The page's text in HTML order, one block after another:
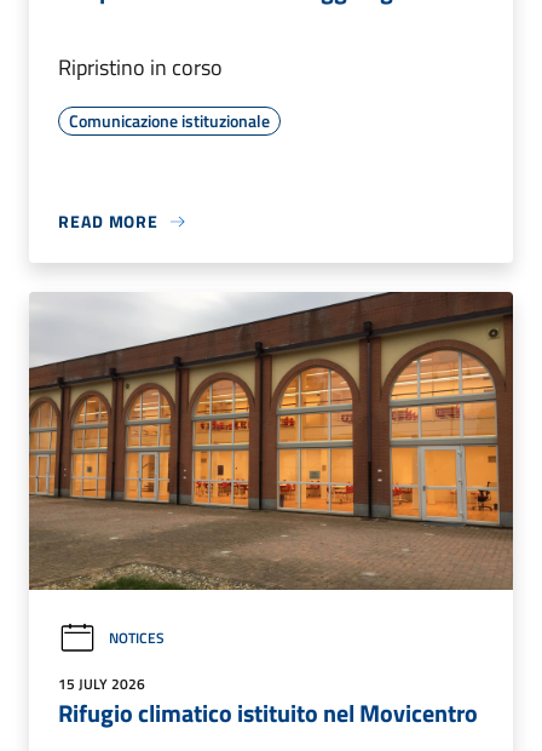
Ripristino in corso
Comunicazione istituzionale
READ MORE
NOTICES
15 JULY 2026
Rifugio climatico istituito nel Movicentro